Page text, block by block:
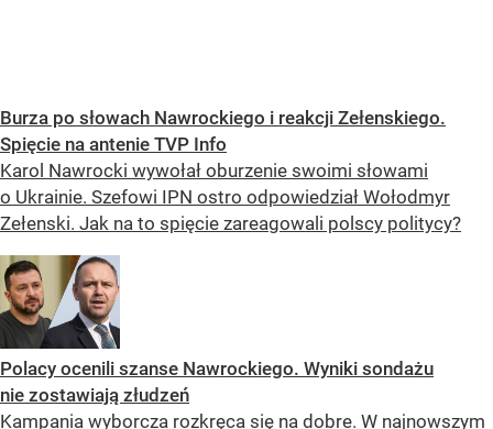
Burza po słowach Nawrockiego i reakcji Zełenskiego.
Spięcie na antenie TVP Info
Karol Nawrocki wywołał oburzenie swoimi słowami
o Ukrainie. Szefowi IPN ostro odpowiedział Wołodmyr
Zełenski. Jak na to spięcie zareagowali polscy politycy?
Polacy ocenili szanse Nawrockiego. Wyniki sondażu
nie zostawiają złudzeń
Kampania wyborcza rozkręca się na dobre. W najnowszym